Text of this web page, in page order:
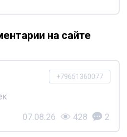
на сайте
+79651360077
07.08.26 428 2